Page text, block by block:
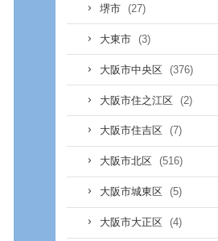
堺市 (27)
大東市 (3)
大阪市中央区 (376)
大阪市住之江区 (2)
大阪市住吉区 (7)
大阪市北区 (516)
大阪市城東区 (5)
大阪市大正区 (4)